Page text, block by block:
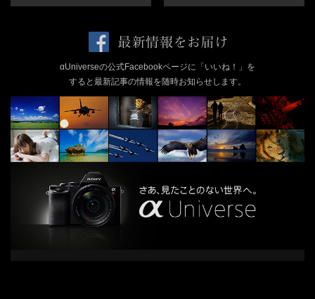
αUniverseの公式Facebookページに「いいね！」を
すると最新記事の情報を随時お知らせします。